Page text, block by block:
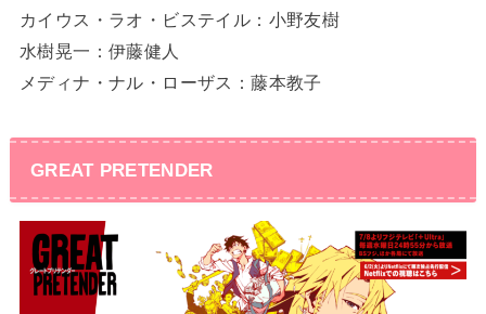
カイウス・ラオ・ビステイル：小野友樹
水樹晃一：伊藤健人
メディナ・ナル・ローザス：藤本教子
GREAT PRETENDER